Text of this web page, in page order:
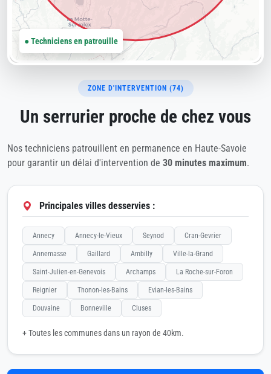
ZONE D'INTERVENTION (74)
Un serrurier proche de chez vous
Nos techniciens patrouillent en permanence en Haute-Savoie
pour garantir un délai d'intervention de 30 minutes maximum.
Principales villes desservies :
Annecy Annecy-le-Vieux Seynod Cran-Gevrier
Annemasse Gaillard Ambilly Ville-la-Grand
Saint-Julien-en-Genevois Archamps La Roche-sur-Foron
Reignier Thonon-les-Bains Evian-les-Bains
Douvaine Bonneville Cluses
+ Toutes les communes dans un rayon de 40km.
● Techniciens en patrouille